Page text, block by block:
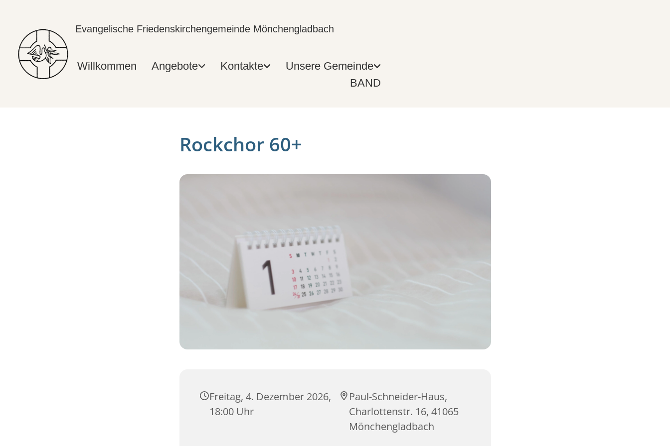
Evangelische Friedenskirchengemeinde Mönchengladbach
Willkommen Angebote Kontakte
Unsere Gemeinde
BAND
Rockchor 60+
Freitag, 4. Dezember 2026,
18:00 Uhr
Paul-Schneider-Haus,
Charlottenstr. 16, 41065
Mönchengladbach